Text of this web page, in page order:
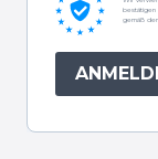
bestätigen
gemäß den